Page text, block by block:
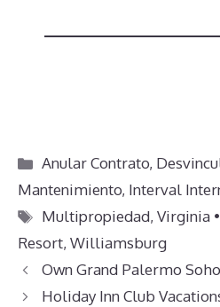
Categorías
Anular Contrato,
Mantenimiento, Interval
Etiquetas
Multipropiedad,Virginia
Resort, Williamsburg
Own Grand Palermo Soho
Holiday Inn Club